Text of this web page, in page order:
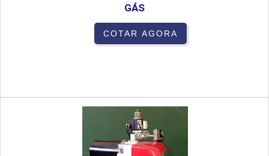
GÁS
COTAR AGORA